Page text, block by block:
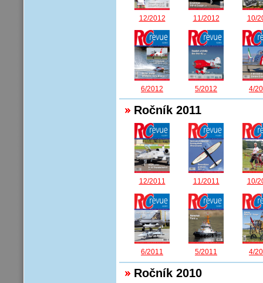
12/2012 11/2012 10/
6/2012 5/2012 4/
Ročník 2011
12/2011 11/2011 10/
6/2011 5/2011 4/
Ročník 2010